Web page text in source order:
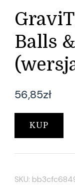
Balls
56,85zł
KUP
SKU: